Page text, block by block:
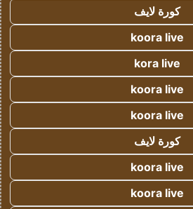
كورة لايف
koora live
kora live
koora live
koora live
كورة لايف
koora live
koora live